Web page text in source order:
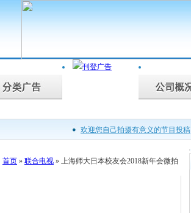
欢迎您自己拍摄有意义的节目投稿
首页 » 联合电视 » 上海师大日本校友会2018新年会微拍